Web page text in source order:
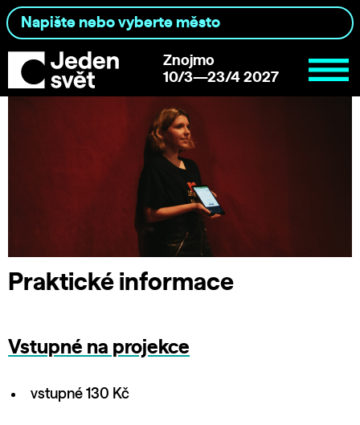
Znojmo
10/3—23/4 2027
Praktické informace
Vstupné na projekce
vstupné 130 Kč